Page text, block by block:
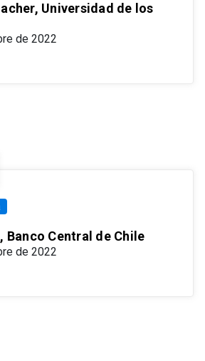
Universidad de los
de 2022
Banco Central de Chile
de 2022